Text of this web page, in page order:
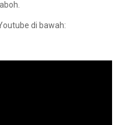
di bawah: